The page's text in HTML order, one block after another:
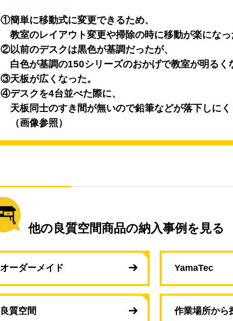
①簡単に移動式に変更できるため、
教室のレイアウト変更や掃除の時に移動が楽になっ
②以前のデスクは黒色が基調だったが、
白色が基調の150シリーズのおかげで教室が明るく
③天板が広くなった。
④デスクを4台並べた際に、
天板同士のすき間が無いので鉛筆などが落下しにく
（画像参照）
他の良質空間商品の納入事例を見る
オーダーメイド YamaTec
良質空間 作業場所から